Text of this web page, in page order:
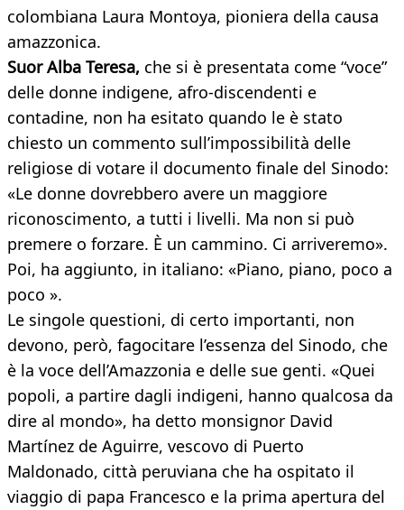
colombiana Laura Montoya, pioniera della causa
amazzonica.
Suor Alba Teresa, che si è presentata come “voce”
delle donne indigene, afro-discendenti e
contadine, non ha esitato quando le è stato
chiesto un commento sull’impossibilità delle
religiose di votare il documento finale del Sinodo:
«Le donne dovrebbero avere un maggiore
riconoscimento, a tutti i livelli. Ma non si può
premere o forzare. È un cammino. Ci arriveremo».
Poi, ha aggiunto, in italiano: «Piano, piano, poco a
poco ».
Le singole questioni, di certo importanti, non
devono, però, fagocitare l’essenza del Sinodo, che
è la voce dell’Amazzonia e delle sue genti. «Quei
popoli, a partire dagli indigeni, hanno qualcosa da
dire al mondo», ha detto monsignor David
Martínez de Aguirre, vescovo di Puerto
Maldonado, città peruviana che ha ospitato il
viaggio di papa Francesco e la prima apertura del